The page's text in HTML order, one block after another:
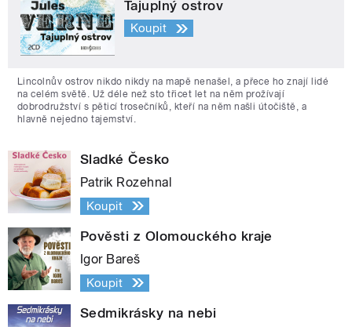
Tajuplný ostrov
Koupit
Lincolnův ostrov nikdo nikdy na mapě nenašel, a přece ho znají lidé
na celém světě. Už déle než sto třicet let na něm prožívají
dobrodružství s pěticí trosečníků, kteří na něm našli útočiště, a
hlavně nejedno tajemství.
Sladké Česko
Patrik Rozehnal
Koupit
Pověsti z Olomouckého kraje
Igor Bareš
Koupit
Sedmikrásky na nebi